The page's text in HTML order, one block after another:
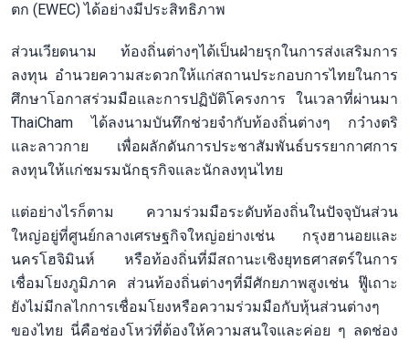
ตก (EWEC) ได้อย่างมีประสิทธิภาพ
ส่วนเวียดนาม ท้องถิ่นต่างๆได้เป็นฝ่ายรุกในการส่งเสริมการ
ลงทุน อำนวยความสะดวกให้แก่สถานประกอบการไทยในการ
ศึกษาโอกาสร่วมมือและการปฏิบัติโครงการ ในเวลาที่ผ่านมา
ThaiCham ได้ลงนามบันทึกช่วยจำกับท้องถิ่นต่างๆ กว๋างตริ
และลาวกาย เพื่อผลักดันการประชาสัมพันธ์บรรยากาศการ
ลงทุนให้แก่ชมรมนักธุรกิจและนักลงทุนไทย
แต่อย่างไรก็ตาม ความร่วมมือระดับท้องถิ่นในปัจจุบันส่วน
ใหญ่อยู่ที่ศูนย์กลางเศรษฐกิจใหญ่อย่างเช่น กรุงฮานอยและ
นครโฮจิมินห์ หรือท้องถิ่นที่มีสถานะเชิงยุทธศาสตร์ในการ
เชื่อมโยงภูมิภาค ส่วนท้องถิ่นต่างๆที่มีศักยภาพสูงเช่น ฟู๊เถาะ
ยังไม่มีกลไกการเชื่อมโยงหรือความร่วมมือกับหุ้นส่วนต่างๆ
ของไทย นี่คือช่องโหว่ที่ต้องให้ความสนใจและค่อย ๆ ลดช่อง